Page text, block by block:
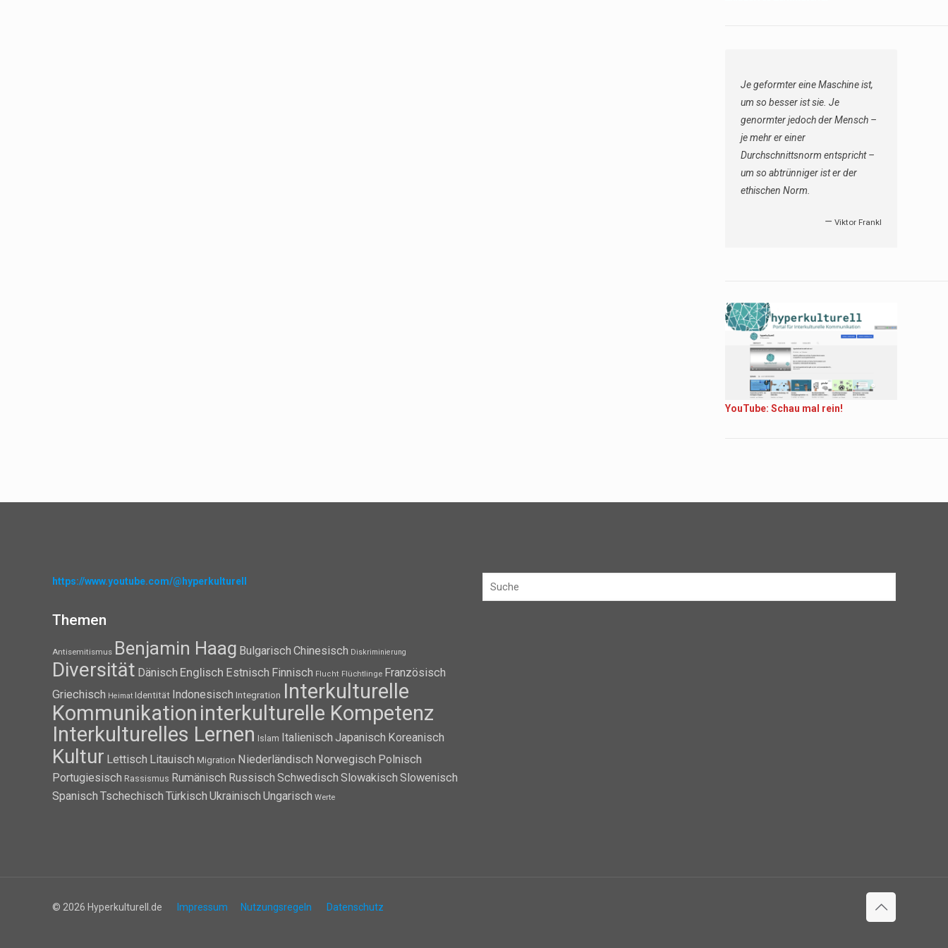
Je geformter eine Maschine ist,
um so besser ist sie. Je
genormter jedoch der Mensch –
je mehr er einer
Durchschnittsnorm entspricht –
um so abtrünniger ist er der
ethischen Norm.
— Viktor Frankl
YouTube: Schau mal rein!
https://www.youtube.com/@hyperkulturell
Themen
Antisemitismus Benjamin Haag Bulgarisch Chinesisch Diskriminierung
Diversität Dänisch Englisch Estnisch Finnisch Flucht Flüchtlinge Französisch
Griechisch Heimat Identität Indonesisch Integration Interkulturelle
Kommunikation interkulturelle Kompetenz
Interkulturelles Lernen Islam Italienisch Japanisch Koreanisch
Kultur Lettisch Litauisch Migration Niederländisch Norwegisch Polnisch
Portugiesisch Rassismus Rumänisch Russisch Schwedisch Slowakisch Slowenisch
Spanisch Tschechisch Türkisch Ukrainisch Ungarisch Werte
© 2026 Hyperkulturell.de Impressum Nutzungsregeln Datenschutz